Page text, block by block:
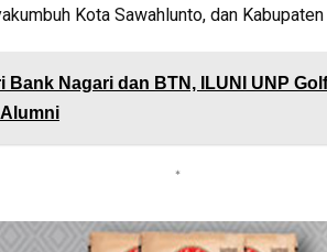
Kota Sawahlunto, dan
Bank Nagari dan BTN, ILUNI UNP
*